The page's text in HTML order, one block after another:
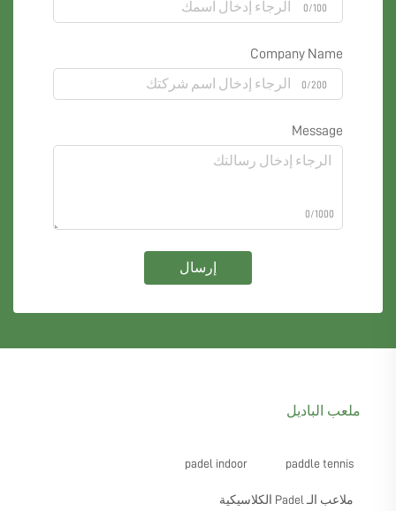
0/100
Company Name
0/200
Message
0/1000
إرسال
ملعب الباديل
paddle tennis
padel indoor
ملاعب الـ Padel الكلاسيكية